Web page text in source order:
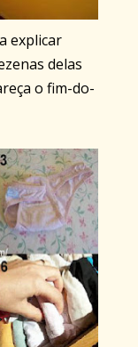
explicar
delas
o fim-do-